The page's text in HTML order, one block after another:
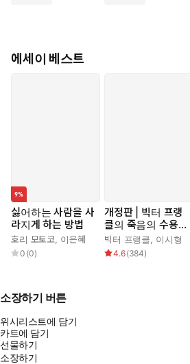
에세이 베스트
싫어하는 사람을 사
라지게 하는 방법
호리 모토코 이은혜
0 (0)
개정판 | 빅터 프랭
클의 죽음의 수용소
에서
빅터 프랭클 이시형
4.6(384)
소장하기 버튼
위시리스트에 담기
카트에 담기
선물하기
소장하기